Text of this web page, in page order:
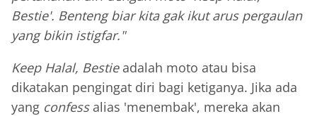
Bestie'. Benteng biar kita gak ikut arus pergaulan
yang bikin istigfar."
Keep Halal, Bestieadalah moto atau bisa
dikatakan pengingat diri bagi ketiganya. Jika ada
yang confessalias 'menembak', mereka akan